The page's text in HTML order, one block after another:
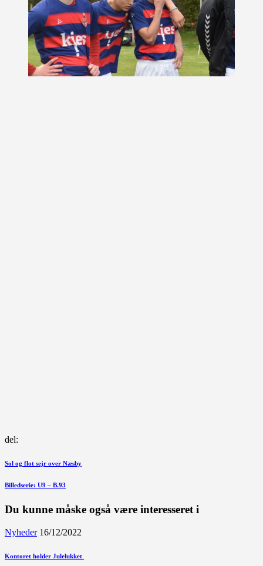
del:
Indlægsnavigation
Forrige
Sol og flot sejr over Næsby
Næste
Billedserie: U9 – B.93
Du kunne måske også være interesseret i
Nyheder 16/12/2022
Kontoret holder Julelukket